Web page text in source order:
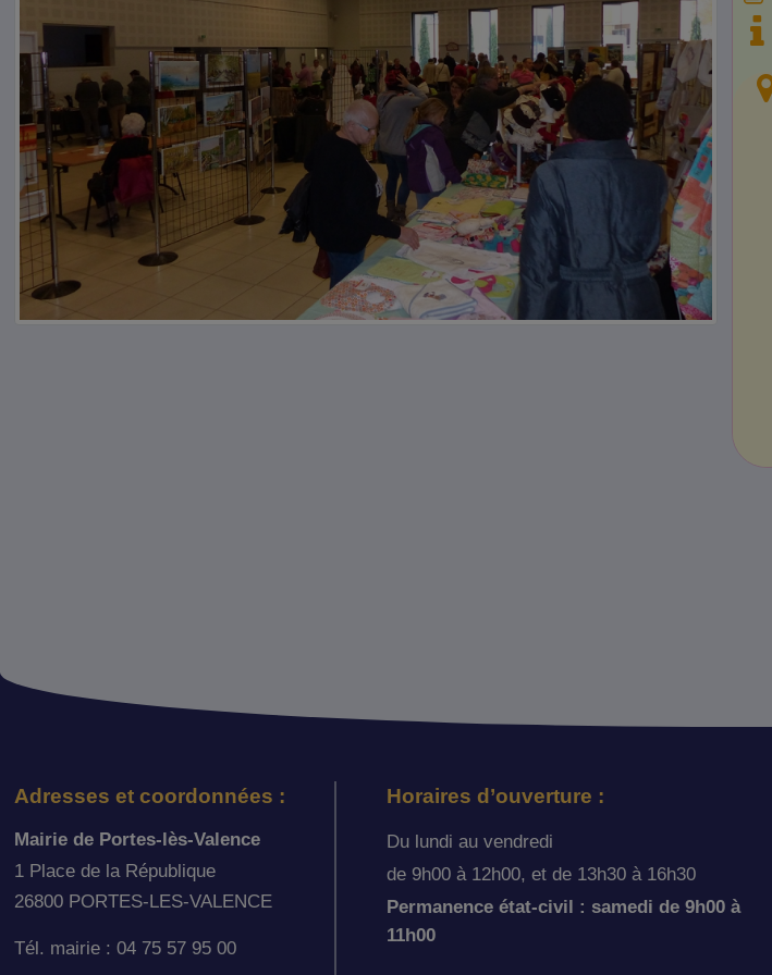
Adresses et coordonnées :
Mairie de Portes-lès-Valence
1 Place de la République
26800 PORTES-LES-VALENCE
Tél. mairie : 04 75 57 95 00
Horaires d’ouverture :
Du lundi au vendredi
de 9h00 à 12h00, et de 13h30 à 16h30
Permanence état-civil : samedi de 9h00 à
11h00